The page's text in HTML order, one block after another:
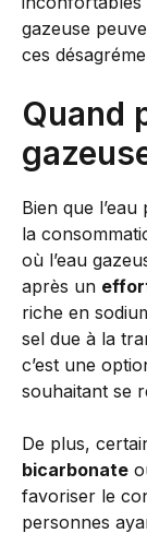
gazeuse
ces
Quand
Bien que
la
où l’eau
après un
riche en
sel due à la
c’est une
souhaitant se
De plus,
bicarbonate
favoriser le
personnes